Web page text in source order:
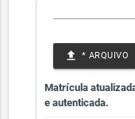
* ARQUIVO
file_upload
Matrícula
e autenticada.